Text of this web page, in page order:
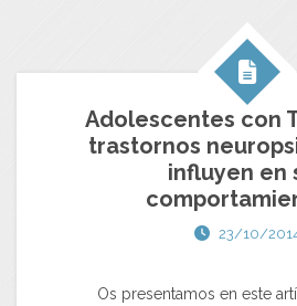
Adolescentes con
trastornos
influyen en
23/10/
Os presentamos en este